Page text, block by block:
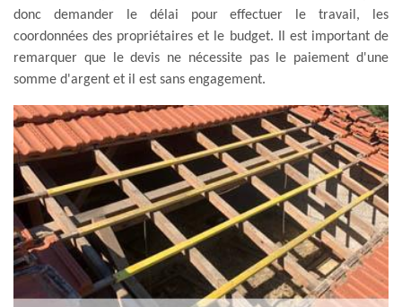
donc demander le délai pour effectuer le travail, les
coordonnées des propriétaires et le budget. Il est important de
remarquer que le devis ne nécessite pas le paiement d'une
somme d'argent et il est sans engagement.